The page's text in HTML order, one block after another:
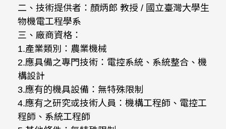
二、技術提供者：顏炳郎 教授 / 國立臺灣大學生
物機電工程學系
三、廠商資格：
1.產業類別：農業機械
2.應具備之專門技術：電控系統、系統整合、機
構設計
3.應有的機具設備：無特殊限制
4.應有之研究或技術人員：機構工程師、電控工
程師、系統工程師